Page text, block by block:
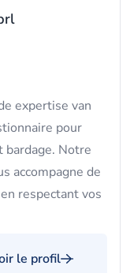
expertise van
pour
Notre
accompagne de
respectant vos
le profil